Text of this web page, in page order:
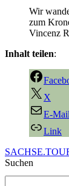
Wir
zum
Vincenz
Inhalt teilen:
X
E-Mail
Link
Suchen